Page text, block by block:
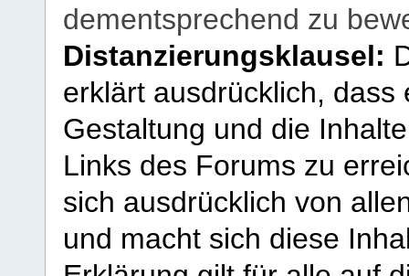
dementsprechend zu
Distanzierungsklausel:
erklärt ausdrücklich,
Gestaltung und die
Links des Forums zu
sich ausdrücklich von
und macht sich diese